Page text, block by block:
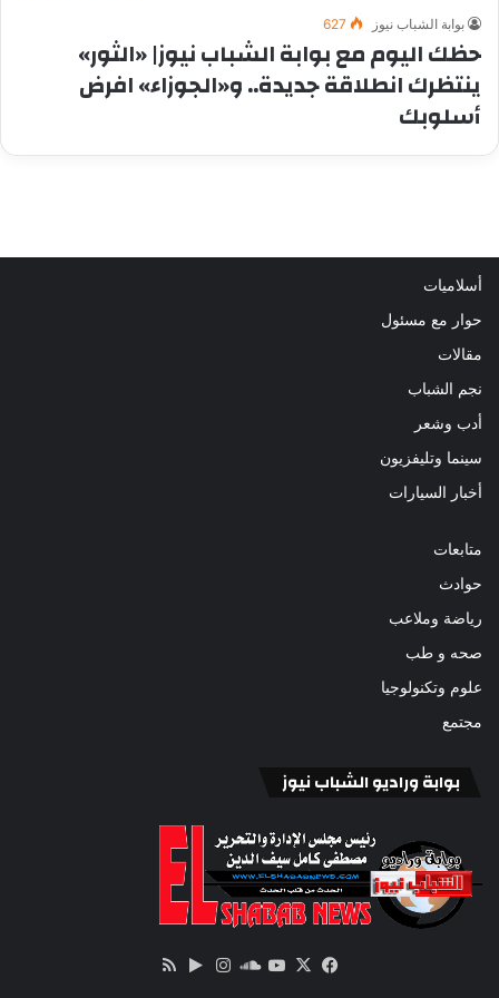
بوابة الشباب نيوز 627
حظك اليوم مع بوابة الشباب نيوز| «الثور»
ينتظرك انطلاقة جديدة.. و«الجوزاء» افرض
أسلوبك
أسلاميات
حوار مع مسئول
مقالات
نجم الشباب
أدب وشعر
سينما وتليفزيون
أخبار السيارات
متابعات
حوادث
رياضة وملاعب
صحه و طب
علوم وتكنولوجيا
مجتمع
بوابة وراديو الشباب نيوز
فيسبوك
‫X
‫YouTube
ساوندانستقرام‏Google